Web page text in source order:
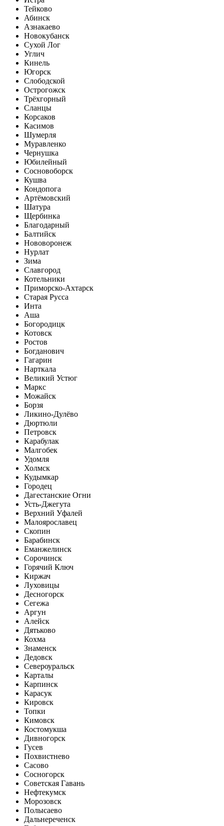
Тейково
Абинск
Азнакаево
Новокубанск
Сухой Лог
Углич
Кинель
Югорск
Слободской
Острогожск
Трёхгорный
Сланцы
Корсаков
Касимов
Шумерля
Муравленко
Чернушка
Юбилейный
Сосновоборск
Кушва
Кондопога
Артёмовский
Шатура
Щербинка
Благодарный
Балтийск
Нововоронеж
Нурлат
Зима
Славгород
Котельники
Приморско-Ахтарск
Старая Русса
Инта
Аша
Богородицк
Котовск
Ростов
Богданович
Гагарин
Нарткала
Великий Устюг
Маркс
Можайск
Борзя
Ликино-Дулёво
Дюртюли
Петровск
Карабулак
Малгобек
Удомля
Холмск
Кудымкар
Городец
Дагестанские Огни
Усть-Джегута
Верхний Уфалей
Малоярославец
Скопин
Барабинск
Еманжелинск
Сорочинск
Горячий Ключ
Киржач
Луховицы
Десногорск
Сегежа
Аргун
Алейск
Дятьково
Кохма
Знаменск
Дедовск
Североуральск
Карталы
Карпинск
Карасук
Кировск
Топки
Кимовск
Костомукша
Дивногорск
Гусев
Похвистнево
Сасово
Сосногорск
Советская Гавань
Нефтекумск
Морозовск
Полысаево
Дальнереченск